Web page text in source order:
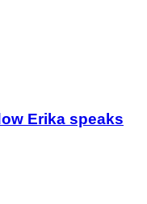
Erika speaks